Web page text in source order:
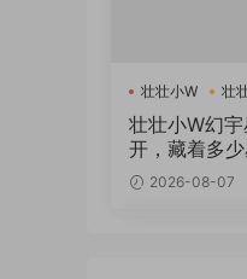
壮壮小W 壮
壮壮小W幻
开，藏着多
2026-08-07